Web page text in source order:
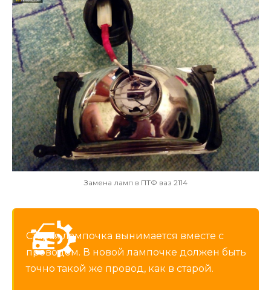
Замена ламп в ПТФ ваз 2114
Старая лампочка вынимается вместе с
проводом. В новой лампочке должен быть
точно такой же провод, как в старой.